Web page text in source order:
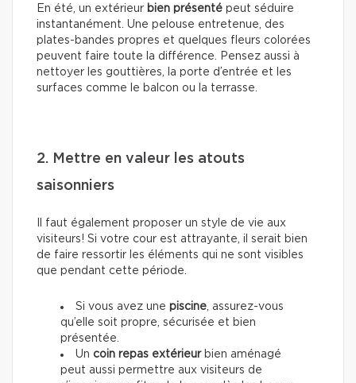
En été, un extérieur bien présenté peut séduire
instantanément. Une pelouse entretenue, des
plates-bandes propres et quelques fleurs colorées
peuvent faire toute la différence. Pensez aussi à
nettoyer les gouttières, la porte d’entrée et les
surfaces comme le balcon ou la terrasse.
2. Mettre en valeur les atouts
saisonniers
Il faut également proposer un style de vie aux
visiteurs! Si votre cour est attrayante, il serait bien
de faire ressortir les éléments qui ne sont visibles
que pendant cette période.
Si vous avez une piscine , assurez-vous
qu’elle soit propre, sécurisée et bien
présentée.
Un coin repas extérieurbien aménagé
peut aussi permettre aux visiteurs de